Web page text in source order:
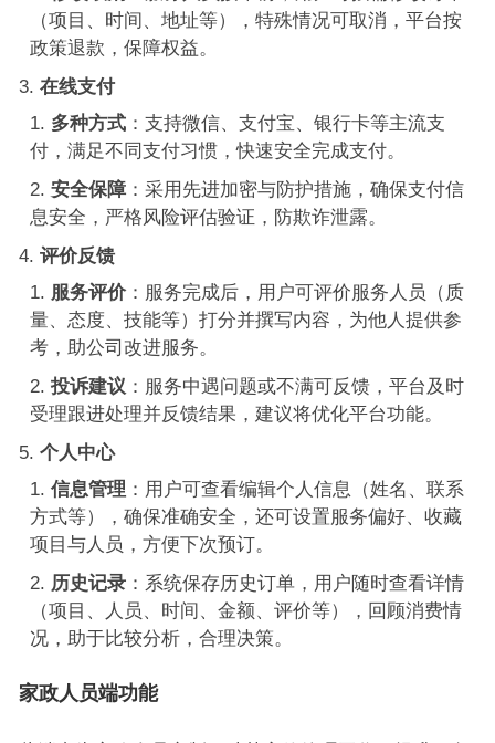
（项目、时间、地址等），特殊情况可取消，平台按
政策退款，保障权益。
在线支付
多种方式：支持微信、支付宝、银行卡等主流支
付，满足不同支付习惯，快速安全完成支付。
安全保障：采用先进加密与防护措施，确保支付信
息安全，严格风险评估验证，防欺诈泄露。
评价反馈
服务评价：服务完成后，用户可评价服务人员（质
量、态度、技能等）打分并撰写内容，为他人提供参
考，助公司改进服务。
投诉建议 ：服务中遇问题或不满可反馈，平台及时
受理跟进处理并反馈结果，建议将优化平台功能。
个人中心
信息管理 ：用户可查看编辑个人信息（姓名、联系
方式等），确保准确安全，还可设置服务偏好、收藏
项目与人员，方便下次预订。
历史记录：系统保存历史订单，用户随时查看详情
（项目、人员、时间、金额、评价等），回顾消费情
况，助于比较分析，合理决策。
家政人员端功能